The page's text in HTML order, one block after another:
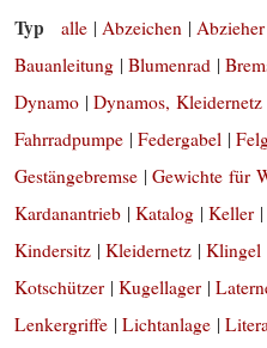
Typ alle |Abzeichen |
Bauanleitung |Blumenrad |
Dynamo |Dynamos, Kleidernetz
Fahrradpumpe |Federgabel |
Gestängebremse |Gewichte für
Kardanantrieb |Katalog |Keller
Kindersitz |Kleidernetz |Klingel
Kotschützer |Kugellager |
Lenkergriffe |Lichtanlage |